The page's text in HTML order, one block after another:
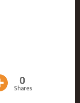
0
Shares